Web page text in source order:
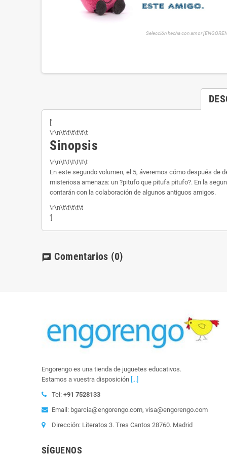
Selección hecha con amor
['
\r\n\t\t\t\t\t\t
Sinopsis
\r\n\t\t\t\t\t\t
En este segundo volumen, el 5, áveremos cómo después de
misteriosa amenaza: un ?pitufo que pitufa pitufo?. En la
contarán con la colaboración de algunos antiguos amigos.
\r\n\t\t\t\t\t
']
chat Comentarios (0)
Engorengo es una tienda de juguetes educativos.
Estamos a vuestra disposición [...]
Tel: +91 7528133
Email: bgarcia@engorengo.com, visa@engorengo.com
Dirección: Literatos 3. Tres Cantos 28760. Madrid
SÍGUENOS